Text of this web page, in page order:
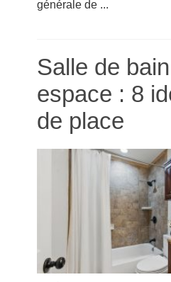
générale de ...
Salle de
espace : 8
de place